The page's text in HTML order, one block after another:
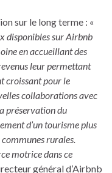
sur le long terme : «
disponibles sur Airbnb
en accueillant des
leur permettant
croissant pour le
collaborations avec
préservation du
d’un tourisme plus
rurales.
motrice dans ce
général d’Airbnb